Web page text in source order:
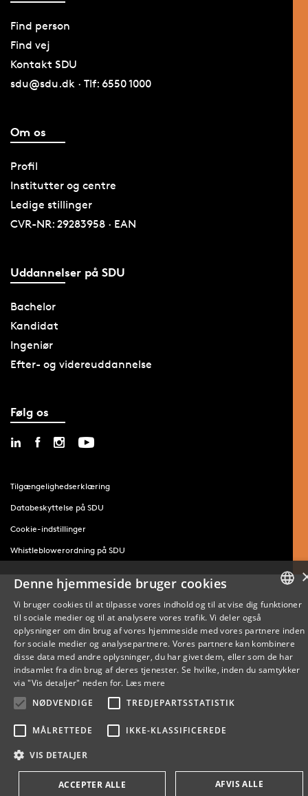
Find person
Find vej
Kontakt SDU
sdu@sdu.dk · Tlf: 6550 1000
Om os
Profil
Institutter og centre
Ledige stillinger
CVR-NR: 29283958 · EAN
Uddannelser på SDU
Bachelor
Kandidat
Ingeniør
Efter- og videreuddannelse
Følg os
Tilgængelighedserklæring
Databeskyttelse på SDU
Cookie-indstillinger
Whistleblowerordning på SDU
ENGLISH
Denne hjemmeside bruger cookies
Vi bruger cookies til at tilpasse vores indhold og til at vise dig funktioner
til sociale medier og til at analysere vores trafik. Vi deler også
oplysninger om din brug af vores hjemmeside med vores partnere inden
for sociale medier og analysepartnere. Vores partnere kan kombinere
disse data med andre oplysninger, du har givet dem, eller som de har
indsamlet fra din brug af deres tjenester. Se hvilke, inden du samtykker
via "Vis detaljer" neden for. Læs mere
NØDVENDIGE
TREDJEPARTSSTATISTIK
MÅLRETTEDE IKKE-KLASSIFICEREDE
VIS DETALJER
ACCEPTER ALLE AFVIS ALLE